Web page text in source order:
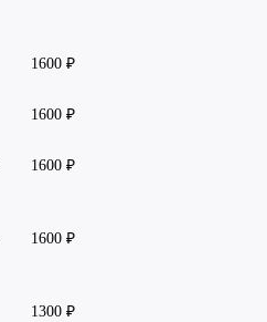
1600 ₽
1600 ₽
1600 ₽
1600 ₽
1300 ₽